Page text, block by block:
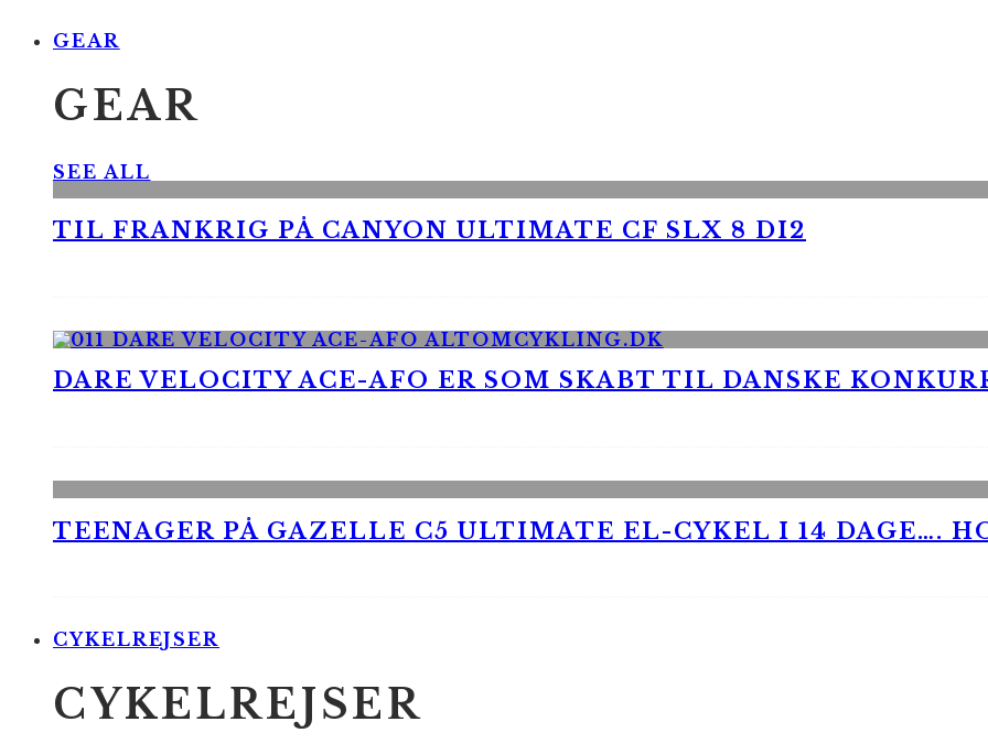
GEAR
GEAR
SEE ALL
TIL FRANKRIG PÅ CANYON ULTIMATE CF SLX 8 DI2
DARE VELOCITY ACE-AFO ER SOM SKABT TIL DANSKE
TEENAGER PÅ GAZELLE C5 ULTIMATE EL-CYKEL I 14 DAGE….
CYKELREJSER
CYKELREJSER